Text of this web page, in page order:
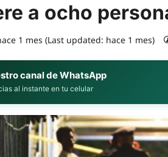
a ocho
1 mes (Last updated: hace 1 mes)
canal de WhatsApp
al instante en tu celular